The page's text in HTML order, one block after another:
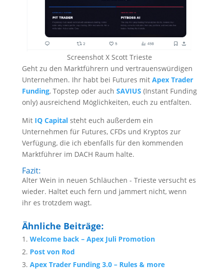
Screenshot X Scott Trieste
Geht zu den Marktführern und vertrauenswürdigen
Unternehmen. Ihr habt bei Futures mit Apex Trader
Funding, Topstep oder auch SAVIUS (Instant Funding
only) ausreichend Möglichkeiten, euch zu entfalten.
Mit IQ Capitalsteht euch außerdem ein
Unternehmen für Futures, CFDs und Kryptos zur
Verfügung, die ich ebenfalls für den kommenden
Marktführer im DACH Raum halte.
Fazit:
Alter Wein in neuen Schläuchen - Trieste versucht es
wieder. Haltet euch fern und jammert nicht, wenn
ihr es trotzdem wagt.
Ähnliche Beiträge:
Welcome back – Apex Juli Promotion
Post von Rod
Apex Trader Funding 3.0 – Rules & more